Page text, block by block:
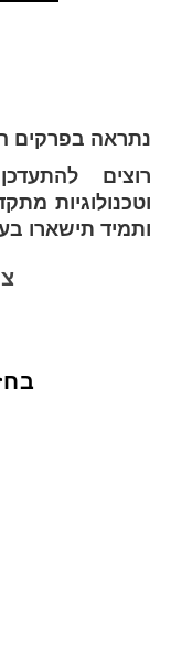
נתראה בפרקים
רוצים
וטכנולוגיות
ותמיד תישארו